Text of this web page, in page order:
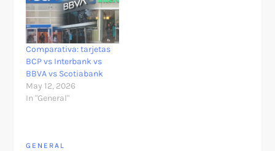
Comparativa: tarjetas
BCP vs Interbank vs
BBVA vs Scotiabank
May 12, 2026
In "General"
GENERAL